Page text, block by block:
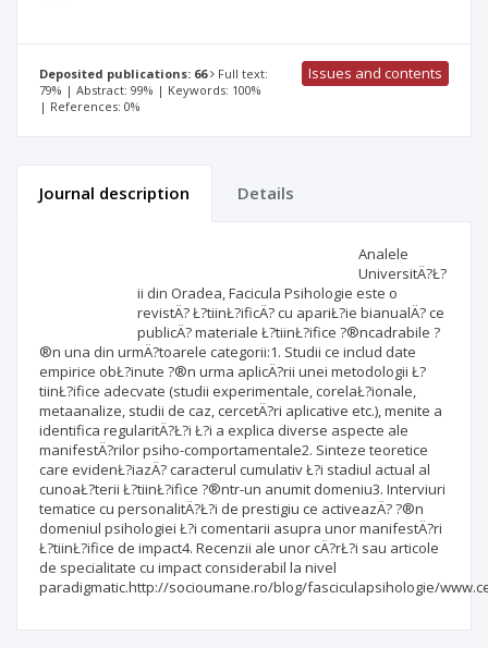
Deposited publications: 66
Full text:
79% | Abstract: 99% | Keywords: 100%
| References: 0%
Issues and contents
Journal description Details
Analele
UniversitÄ?Ł?
ii din Oradea, Facicula Psihologie este o
revistÄ? Ł?tiinŁ?ificÄ? cu apariŁ?ie bianualÄ? ce
publicÄ? materiale Ł?tiinŁ?ifice ?®ncadrabile ?
®n una din urmÄ?toarele categorii:1. Studii ce includ date
empirice obŁ?inute ?®n urma aplicÄ?rii unei metodologii Ł?
tiinŁ?ifice adecvate (studii experimentale, corelaŁ?ionale,
metaanalize, studii de caz, cercetÄ?ri aplicative etc.), menite a
identifica regularitÄ?Ł?i Ł?i a explica diverse aspecte ale
manifestÄ?rilor psiho-comportamentale2. Sinteze teoretice
care evidenŁ?iazÄ? caracterul cumulativ Ł?i stadiul actual al
cunoaŁ?terii Ł?tiinŁ?ifice ?®ntr-un anumit domeniu3. Interviuri
tematice cu personalitÄ?Ł?i de prestigiu ce activeazÄ? ?®n
domeniul psihologiei Ł?i comentarii asupra unor manifestÄ?ri
Ł?tiinŁ?ifice de impact4. Recenzii ale unor cÄ?rŁ?i sau articole
de specialitate cu impact considerabil la nivel
paradigmatic.http://socioumane.ro/blog/fasciculapsihologie/